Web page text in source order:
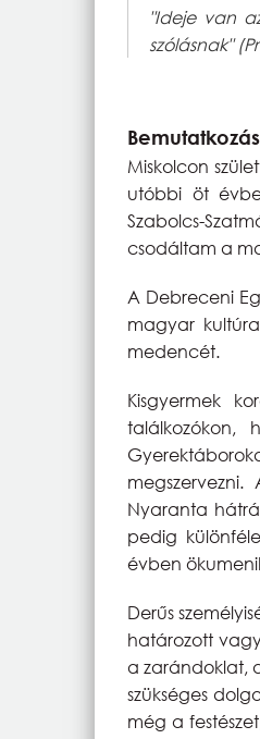
"Ideje van
szólásnak"
Bemutatkozás
Miskolcon
utóbbi öt
Szabolcs-
csodáltam a
A Debreceni
magyar
medencét.
Kisgyermek
találkozókon,
Nyaranta
pedig
évben
Derűs
határozott
a zarándoklat,
szükséges
még a